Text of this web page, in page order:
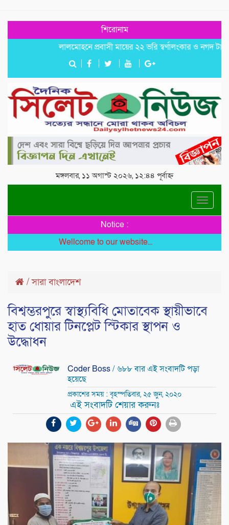
শিরোনাম
লালমোহনে প্রবাসী মায়ের ২২ ভরি স্বর্ণালংকার ও নগদ টাকা
মঙ্গলবার, ১১ অগাস্ট ২০২৬, ১২:৪৪ পূর্বাহ্ন
Toggle
Notice :
Wellcome to our website...
/সারা বাংলাদেশ
বিশ্বম্ভরপুরে স্বাস্থ্যবিধি মোতাবেক স্থায়ীভাবে
হাত ধোয়ার টিনপ্লেট স্টিকার স্থাপন ও
উদ্ধোধন
Coder Boss/ ৬৮৮ বার এই সংবাদটি পড়া
হয়েছে
প্রকাশের সময় : বৃহস্পতিবার, ২৫ জুন, ২০২০
এই সংবাদটি শেয়ার করুনঃ